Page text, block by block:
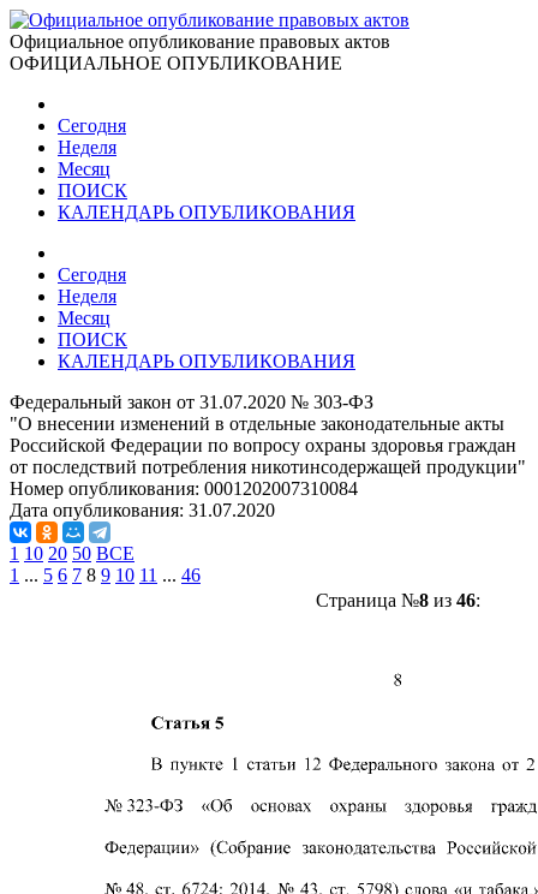
Официальное опубликование правовых актов
ОФИЦИАЛЬНОЕ ОПУБЛИКОВАНИЕ
Сегодня
Неделя
Месяц
ПОИСК
КАЛЕНДАРЬ ОПУБЛИКОВАНИЯ
Сегодня
Неделя
Месяц
ПОИСК
КАЛЕНДАРЬ ОПУБЛИКОВАНИЯ
Федеральный закон от 31.07.2020 № 303-ФЗ
"О внесении изменений в отдельные законодательные акты
Российской Федерации по вопросу охраны здоровья граждан
от последствий потребления никотинсодержащей продукции"
Номер опубликования: 0001202007310084
Дата опубликования: 31.07.2020
1 10 20 50 ВСЕ
1 ... 5 6 7 8 9 10 11 ... 46
Страница №8из 46: